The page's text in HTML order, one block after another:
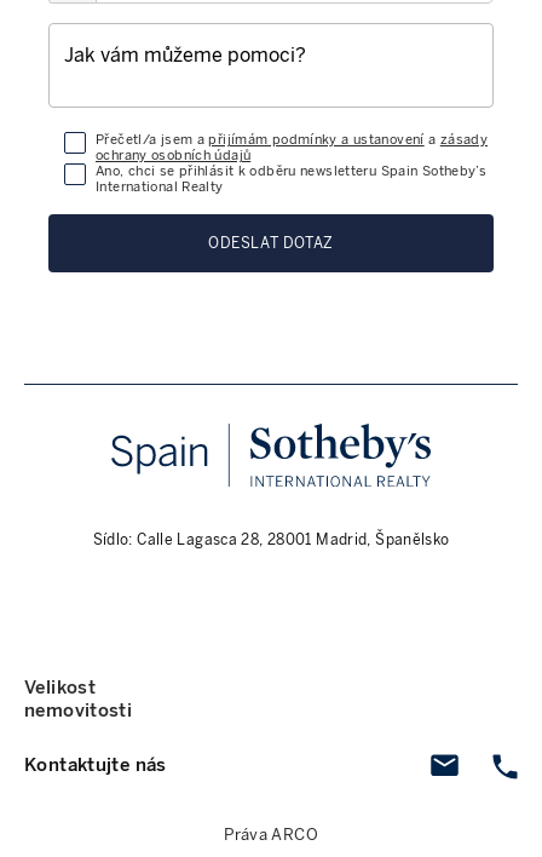
Přečetl/a jsem apřijímám podmínky a ustanovení a zásady
ochrany osobních údajů
Ano, chci se přihlásit k odběru newsletteru Spain Sotheby’s
International Realty
ODESLAT DOTAZ
Sídlo: Calle Lagasca 28, 28001 Madrid, Španělsko
Kontaktujte nás
Velikost
nemovitosti
Práva ARCO